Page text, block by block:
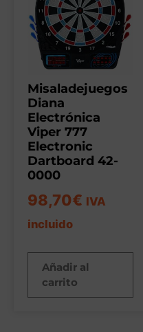
Misaladejuegos
Diana
Electrónica
Viper 777
Electronic
Dartboard 42-
0000
98,70€ IVA
incluido
Añadir al
carrito